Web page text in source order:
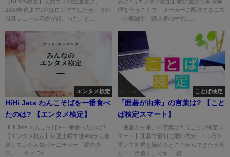
2000年代まで1位はロシアでしたが、それ
以降シェール革命が起こったこと...
理を行うことで、メーカーに配送するコス
トの削減や、購入者の手元に...
エンタメ検定
HiHi Jets わんこそばを一番食べ
たのは? 【エンタメ検定】
HiHi Jets わんこそばを一番食べたのは?
【エンタメ検定】毎週土曜午後4時から放
送している人気バラエティー「裸の少
年」。 今回 DV...
ことば検定
「囲碁が由来」の言葉は? 【こと
ば検定スマート】
「囲碁が由来」の言葉は? 【ことば検定ス
マート】囲碁で最初に弱い方が、1つ石を
置いて対局を始めるところからできた言葉
が「一目置く」です。 相...